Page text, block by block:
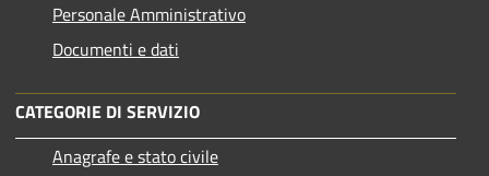
Personale Amministrativo
Documenti e dati
CATEGORIE DI SERVIZIO
Anagrafe e stato civile